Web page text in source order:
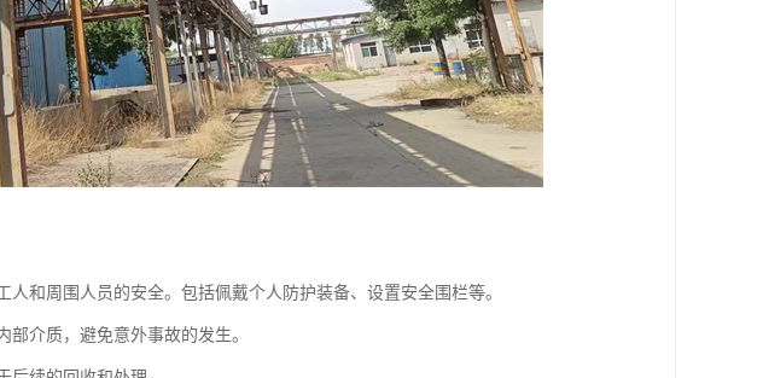
和周围人员的安全。包括佩戴个人防护装备、设置安全围栏等。
介质，避免意外事故的发生。